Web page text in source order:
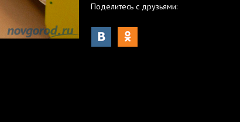
Поделитесь с друзьями: